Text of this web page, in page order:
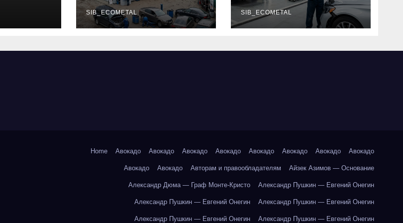
описание услуг и
режим работы
SIB_ECOMETAL
наличие
оригинальных
запчастей
сроки выполнения
SIB_ECOMETAL
Home Авокадо Авокадо Авокадо Авокадо Авокадо Авокадо Авокадо Авокадо
Авокадо Авокадо Авторам и правообладателям Айзек Азимов — Основание
Александр Дюма — Граф Монте-Кристо Александр Пушкин — Евгений Онегин
Александр Пушкин — Евгений Онегин Александр Пушкин — Евгений Онегин
Александр Пушкин — Евгений Онегин Александр Пушкин — Евгений Онегин